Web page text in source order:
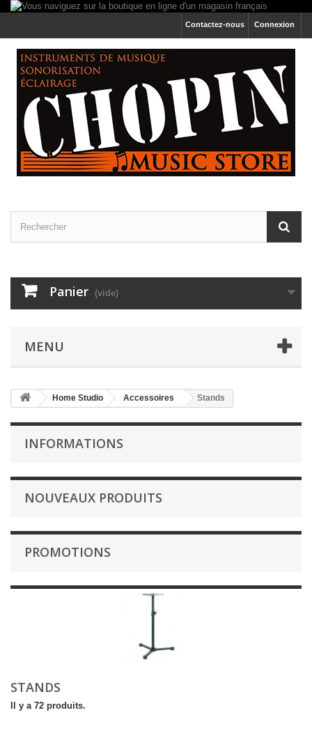
Connexion
Contactez-nous
Panier (vide)
MENU
Home Studio Accessoires Stands
INFORMATIONS
NOUVEAUX PRODUITS
PROMOTIONS
STANDS
Il y a 72 produits.